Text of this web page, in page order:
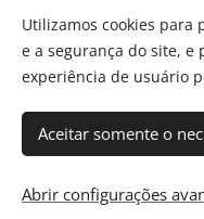
©
Utilizamos cookies
e a segurança do site, e
experiência de usuário
Aceitar somente o
Abrir configurações